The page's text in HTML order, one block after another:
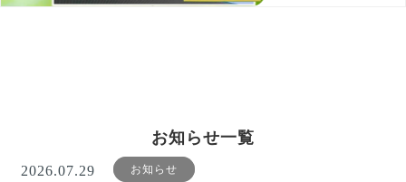
お知らせ一覧
2026.07.29 お知らせ